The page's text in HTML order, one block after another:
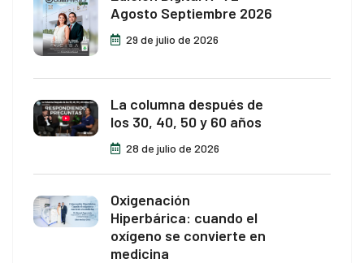
Agosto Septiembre 2026
29 de julio de 2026
La columna después de
los 30, 40, 50 y 60 años
28 de julio de 2026
Oxigenación
Hiperbárica: cuando el
oxígeno se convierte en
medicina